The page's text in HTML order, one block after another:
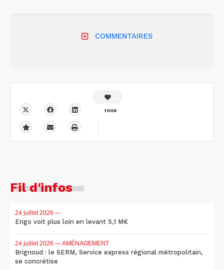
COMMENTAIRES
1008
Fil d'infos
24 juillet 2026 —
Engo voit plus loin en levant 5,1 M€
24 juillet 2026 — AMÉNAGEMENT
Brignoud : le SERM, Service express régional métropolitain,
se concrétise